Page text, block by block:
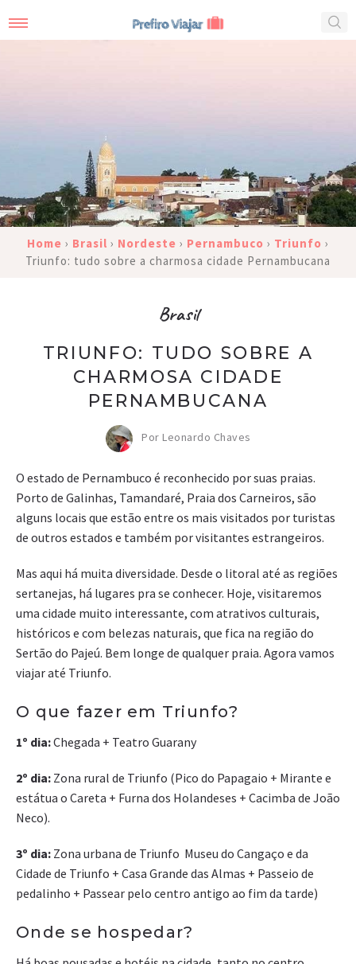
Home › Brasil › Nordeste › Pernambuco › Triunfo ›
Triunfo: tudo sobre a charmosa cidade Pernambucana
Brasil
TRIUNFO: TUDO SOBRE A
CHARMOSA CIDADE
PERNAMBUCANA
Por Leonardo Chaves
O estado de Pernambuco é reconhecido por suas praias.
Porto de Galinhas, Tamandaré, Praia dos Carneiros, são
alguns locais que estão entre os mais visitados por turistas
de outros estados e também por visitantes estrangeiros.
Mas aqui há muita diversidade. Desde o litoral até as regiões
sertanejas, há lugares pra se conhecer. Hoje, visitaremos
uma cidade muito interessante, com atrativos culturais,
históricos e com belezas naturais, que fica na região do
Sertão do Pajeú. Bem longe de qualquer praia. Agora vamos
viajar até Triunfo.
O que fazer em Triunfo?
1º dia:Chegada + Teatro Guarany
2º dia: Zona rural de Triunfo (Pico do Papagaio + Mirante e
estátua o Careta + Furna dos Holandeses + Cacimba de João
Neco).
3º dia: Zona urbana de Triunfo Museu do Cangaço e da
Cidade de Triunfo + Casa Grande das Almas + Passeio de
pedalinho + Passear pelo centro antigo ao fim da tarde)
Onde se hospedar?